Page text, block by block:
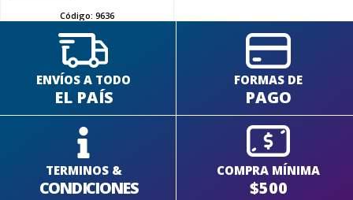
Código: 9636
ENVÍOS A TODO
EL PAÍS
FORMAS DE
PAGO
TERMINOS &
CONDICIONES
COMPRA MÍNIMA
$500